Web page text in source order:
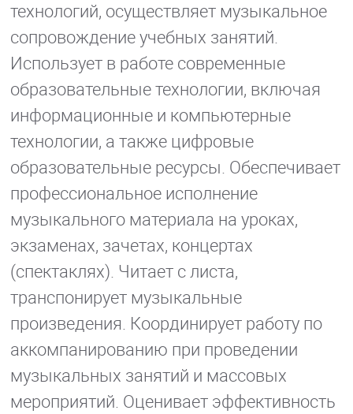
технологий, осуществляет музыкальное
сопровождение учебных занятий.
Использует в работе современные
образовательные технологии, включая
информационные и компьютерные
технологии, а также цифровые
образовательные ресурсы. Обеспечивает
профессиональное исполнение
музыкального материала на уроках,
экзаменах, зачетах, концертах
(спектаклях). Читает с листа,
транспонирует музыкальные
произведения. Координирует работу по
аккомпанированию при проведении
музыкальных занятий и массовых
мероприятий. Оценивает эффективность